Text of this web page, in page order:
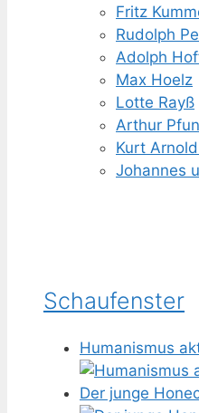
Fritz
Rudolph
Adolph
Max Hoelz
Lotte Rayß
Arthur
Kurt
Johannes
Schaufenster
Humanismus
Der junge